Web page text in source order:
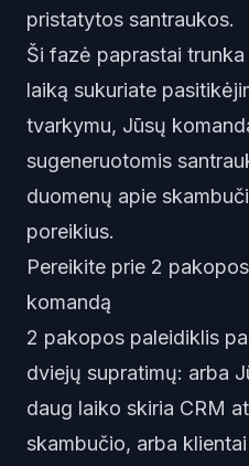
pristatytos santraukos.
Ši fazė paprastai
laiką sukuriate
tvarkymu, Jūsų
sugeneruotomis
duomenų apie
poreikius.
Pereikite prie 2
komandą
2 pakopos paleidiklis
dviejų supratimų: arba
daug laiko skiria CRM
skambučio, arba